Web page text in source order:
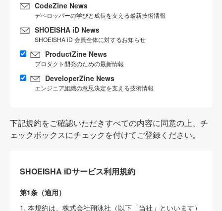
CodeZine News
デベロッパーの学びと成長を支える最新技術情報
SHOEISHA iD News
SHOEISHA iD 会員全体に対するお知らせ
ProductZine News
プロダクト開発のための最新情報
DeveloperZine News
エンジニア組織の意思決定を支える技術情報
下記規約をご確認いただきすべての内容に同意の上、チ
ェックボックスにチェックを付けてご登録ください。
SHOEISHA iDサービス利用規約
第1条（適用）
1. 本規約は、株式会社翔泳社（以下「当社」といいます）